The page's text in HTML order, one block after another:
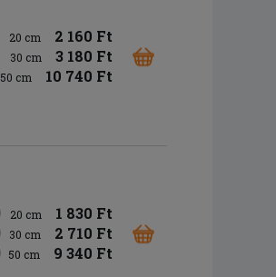
20 cm 2 160 Ft
30 cm 3 180 Ft
50 cm 10 740 Ft
20 cm 1 830 Ft
30 cm 2 710 Ft
50 cm 9 340 Ft